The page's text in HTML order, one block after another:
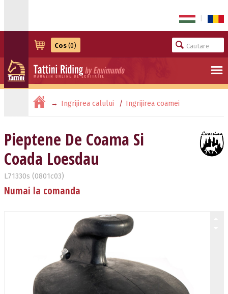
Cos (0)
Ingrijirea calului Ingrijirea coamei
Pieptene De Coama Si
Coada Loesdau
L71330s (0801c03)
Numai la comanda